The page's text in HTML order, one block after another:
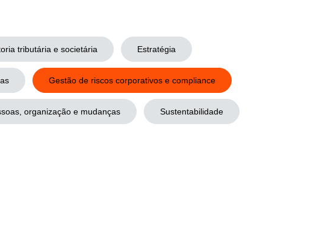
tributária e societária Estratégia
Gestão de riscos corporativos e compliance
organização e mudanças Sustentabilidade